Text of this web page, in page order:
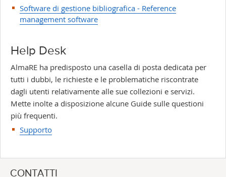
Software di gestione bibliografica - Reference
management software
Help Desk
AlmaRE ha predisposto una casella di posta dedicata per
tutti i dubbi, le richieste e le problematiche riscontrate
dagli utenti relativamente alle sue collezioni e servizi.
Mette inolte a disposizione alcune Guide sulle questioni
più frequenti.
Supporto
CONTATTI